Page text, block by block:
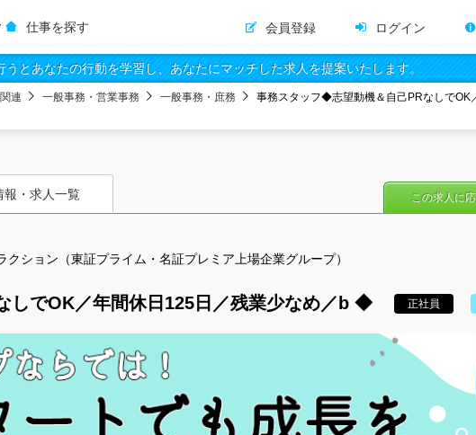
仕事を探す 会員登録 ログイン
うとあなたの行動を学習し、あなたにマッチした求人を提案いたします。
連 一般事務・営業事務 一般事務・庶務
事務スタッフ◆志望動機＆自己PRなしでOK
報・求人一覧
クション（東証プライム・名証プレミア上場企業グループ）
しでOK／年間休日125日／残業少なめ／b ◆ 正社員
この求人に